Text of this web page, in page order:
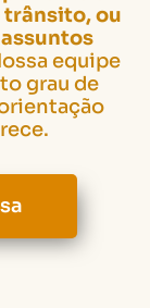
trânsito, ou
equipe
grau de